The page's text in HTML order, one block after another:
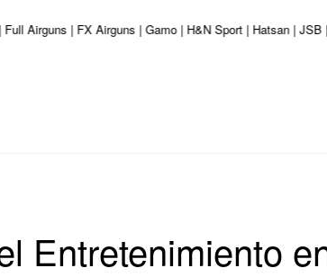
| FX Airguns | Gamo | H&N Sport | Hatsan | JSB
Entretenimiento